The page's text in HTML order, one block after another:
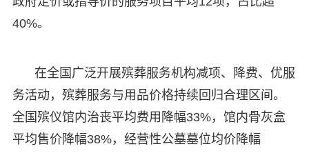
40%。
在全国广泛开展殡葬服务机构减项、降费、优服
务活动，殡葬服务与用品价格持续回归合理区间。
全国殡仪馆内治丧平均费用降幅33%，馆内骨灰盒
平均售价降幅38%，经营性公墓墓位均价降幅